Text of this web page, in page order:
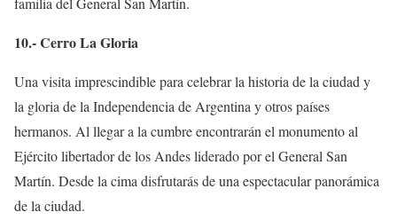
10.- Cerro La Gloria
Una visita imprescindible para celebrar la historia de la ciudad y
la gloria de la Independencia de Argentina y otros países
hermanos. Al llegar a la cumbre encontrarán el monumento al
Ejército libertador de los Andes liderado por el General San
Martín. Desde la cima disfrutarás de una espectacular panorámica
de la ciudad.